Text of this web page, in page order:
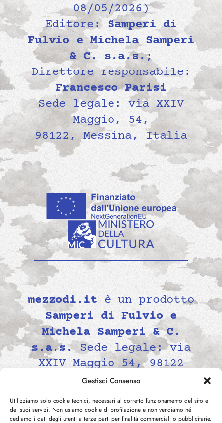
Gestisci Consenso
Utilizziamo solo cookie tecnici, necessari al corretto funzionamento del sito e
dei suoi servizi. Non usiamo cookie di profilazione e non vendiamo né
cediamo i dati degli utenti a terze parti per finalità commerciali o pubblicitarie.
08/05/2026)
Editore: Samperi di
Fulvio e Michela Samperi
& C. s.a.s.;
Direttore responsabile:
Francesco Parisi
Sede legale: via XXIV
Maggio, 54,
98122, Messina, Italia
mezzodi.it è un prodotto
Samperi di Fulvio e
Michela Samperi & C.
s.a.s.Sede legale: via
XXIV Maggio 54, 98122
Messina, Italia P.IVA
02139690834 -
contatti@mezzodi.it